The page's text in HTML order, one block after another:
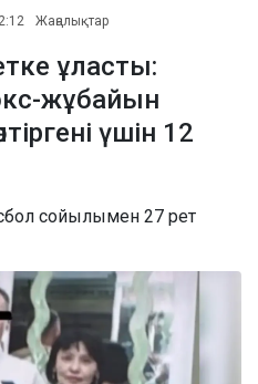
Жаңалықтар
ұласты:
жұбайын
үшін 12
сойылымен 27 рет